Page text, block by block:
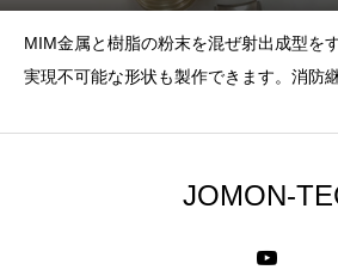
MIM金属と樹脂の粉末を混ぜ射出成型を
実現不可能な形状も製作できます。消防
JOMON-